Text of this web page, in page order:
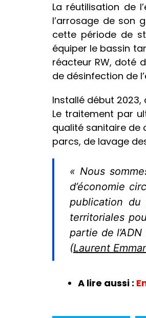
La réutilisation de
l’arrosage de son
cette période de
équiper le bassin
réacteur RW, doté
de désinfection de
Installé début
Le traitement par
qualité sanitaire de
parcs, de lavage
« Nous
d’économie
publication du
territoriales
partie de
(Laurent
A lire aussi :